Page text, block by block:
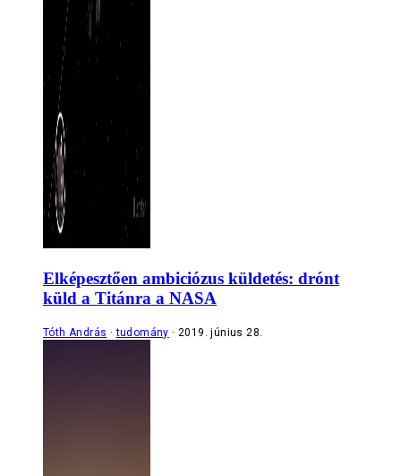
Elképesztően ambiciózus küldetés: drónt
küld a Titánra a NASA
Tóth András tudomány 2019. június 28.